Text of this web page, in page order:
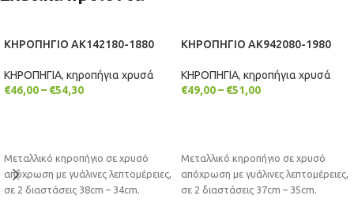
ΚΗΡΟΠΗΓΙΟ AK142180-1880
ΚΗΡΟΠΗΓΙΑ, κηροπήγια χρυσά
€46,00– €54,30
Μεταλλικό κηροπήγιο σε χρυσό
απόχρωση με γυάλινες λεπτομέρειες,
σε 2 διαστάσεις 38cm – 34cm.
ΚΗΡΟΠΗΓΙΟ AK942080-1980
ΚΗΡΟΠΗΓΙΑ, κηροπήγια χρυσά
€49,00– €51,00
Μεταλλικό κηροπήγιο σε χρυσό
απόχρωση με γυάλινες λεπτομέρειες,
σε 2 διαστάσεις 37cm – 35cm.